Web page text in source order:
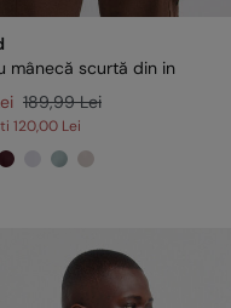
mânecă scurtă din in
189,99 Lei
120,00 Lei